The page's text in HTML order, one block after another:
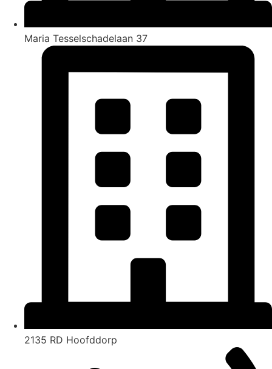
Maria Tesselschadelaan 37
2135 RD Hoofddorp